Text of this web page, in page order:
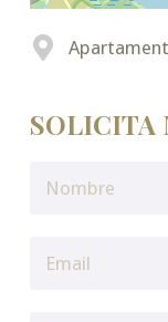
SOLICITA